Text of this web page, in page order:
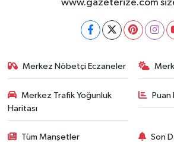
www.gazeterize.com
Merkez Nöbetçi Eczaneler
Merkez Trafik Yoğunluk
Haritası
Puan
Tüm Manşetler Son